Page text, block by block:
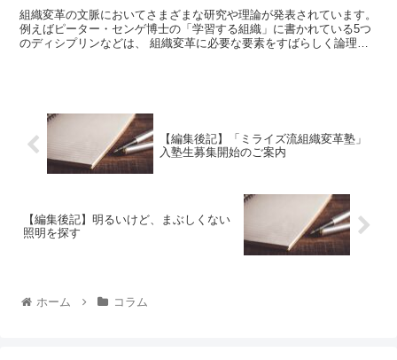
組織変革の文脈においてさまざまな研究や理論が発表されています。
例えばピーター・センゲ博士の「学習する組織」に書かれている5つ
のディシプリンなどは、 組織変革に必要な要素をすばらしく論理的
【編集後記】「ミライズ流組織変革塾」
入塾生募集開始のご案内
【編集後記】明るいけど、まぶしくない
照明を探す
ホーム コラム